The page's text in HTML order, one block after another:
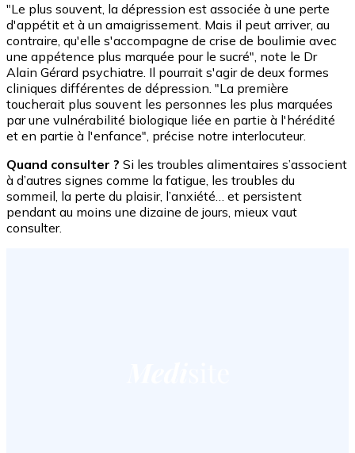
"Le plus souvent, la dépression est associée à une perte
d'appétit et à un amaigrissement. Mais il peut arriver, au
contraire, qu'elle s'accompagne de crise de boulimie avec
une appétence plus marquée pour le sucré", note le Dr
Alain Gérard psychiatre. Il pourrait s'agir de deux formes
cliniques différentes de dépression. "La première
toucherait plus souvent les personnes les plus marquées
par une vulnérabilité biologique liée en partie à l'hérédité
et en partie à l'enfance", précise notre interlocuteur.
Quand consulter ? Si les troubles alimentaires s’associent
à d’autres signes comme la fatigue, les troubles du
sommeil, la perte du plaisir, l’anxiété… et persistent
pendant au moins une dizaine de jours, mieux vaut
consulter.